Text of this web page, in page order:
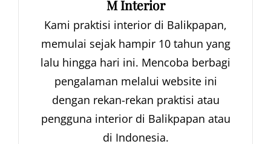
Author:
M Interior
Kami praktisi interior di Balikpapan,
memulai sejak hampir 10 tahun yang
lalu hingga hari ini. Mencoba berbagi
pengalaman melalui website ini
dengan rekan-rekan praktisi atau
pengguna interior di Balikpapan atau
di Indonesia.